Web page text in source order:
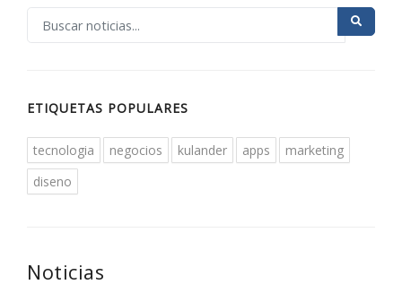
ETIQUETAS POPULARES
tecnologia negocios kulander apps
marketing
diseno
Noticias